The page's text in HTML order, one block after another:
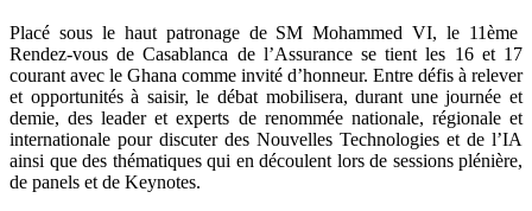
Placé sous le haut patronage de SM Mohammed VI, le 11ème
Rendez-vous de Casablanca de l’Assurance se tient les 16 et 17
courant avec le Ghana comme invité d’honneur. Entre défis à relever
et opportunités à saisir, le débat mobilisera, durant une journée et
demie, des leader et experts de renommée nationale, régionale et
internationale pour discuter des Nouvelles Technologies et de l’IA
ainsi que des thématiques qui en découlent lors de sessions plénière,
de panels et de Keynotes.